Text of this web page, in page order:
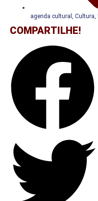
agenda cultural , Cultura,
COMPARTILHE!